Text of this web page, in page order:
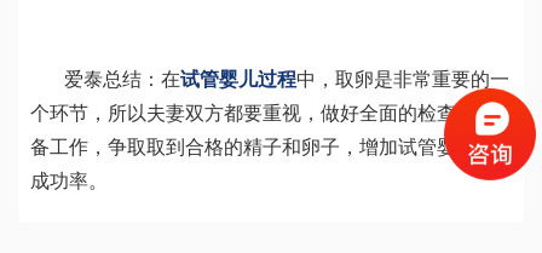
爱泰总结：在试管婴儿过程中，取卵是非常重要的一
个环节，所以夫妻双方都要重视，做好全面的检查和准
备工作，争取取到合格的精子和卵子，增加试管婴儿的
成功率。